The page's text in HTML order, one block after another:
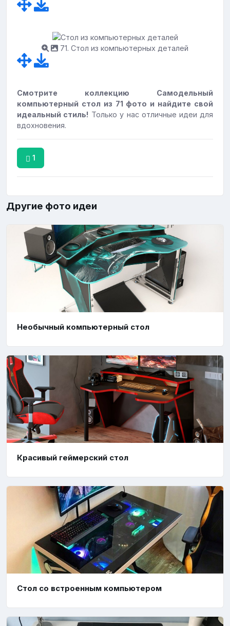
71. Стол из компьютерных деталей
Смотрите коллекцию Самодельный
компьютерный стол из 71 фото и найдите свой
идеальный стиль! Только у нас отличные идеи для
вдохновения.
1
Другие фото идеи
Необычный компьютерный стол
Красивый геймерский стол
Стол со встроенным компьютером